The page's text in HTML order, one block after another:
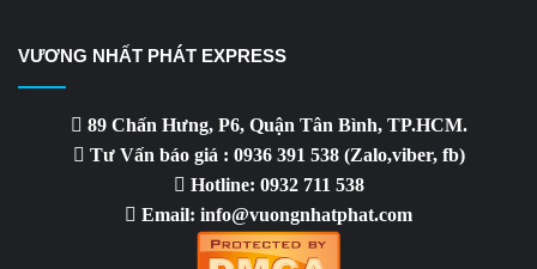
VƯƠNG NHẤT PHÁT EXPRESS
89 Chấn Hưng, P6, Quận Tân Bình, TP.HCM.
Tư Vấn báo giá : 0936 391 538 (Zalo,viber, fb)
Hotline: 0932 711 538
Email: info@vuongnhatphat.com